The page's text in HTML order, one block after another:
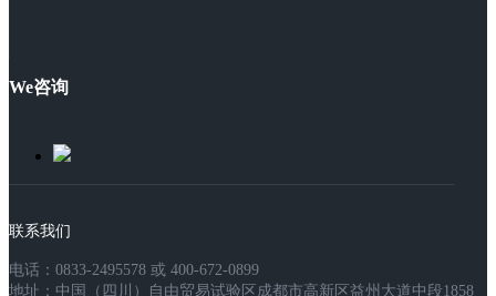
We咨询
联系我们
电话：0833-2495578 或 400-672-0899
地址：中国（四川）自由贸易试验区成都市高新区益州大道中段1858